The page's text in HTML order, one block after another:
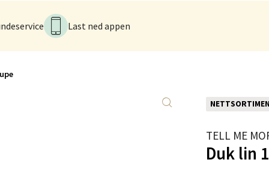
Last ned appen
TELL ME
Duk lin
og Sandnes - Kvadrat
10-21